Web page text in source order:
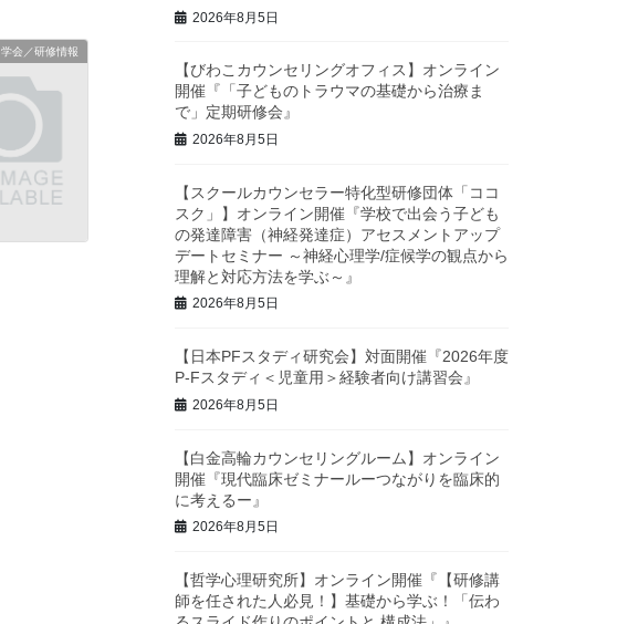
学会／研修情報
2026年8月5日
【びわこカウンセリングオフィス】オンライン
開催『「子どものトラウマの基礎から治療ま
で」定期研修会』
2026年8月5日
【スクールカウンセラー特化型研修団体「ココ
スク」】オンライン開催『学校で出会う子ども
の発達障害（神経発達症）アセスメントアップ
デートセミナー ～神経心理学/症候学の観点から
理解と対応方法を学ぶ～』
2026年8月5日
【日本PFスタディ研究会】対面開催『2026年度
P-Fスタディ＜児童用＞経験者向け講習会』
2026年8月5日
【白金高輪カウンセリングルーム】オンライン
開催『現代臨床ゼミナールーつながりを臨床的
に考えるー』
2026年8月5日
【哲学心理研究所】オンライン開催『【研修講
師を任された人必見！】基礎から学ぶ！「伝わ